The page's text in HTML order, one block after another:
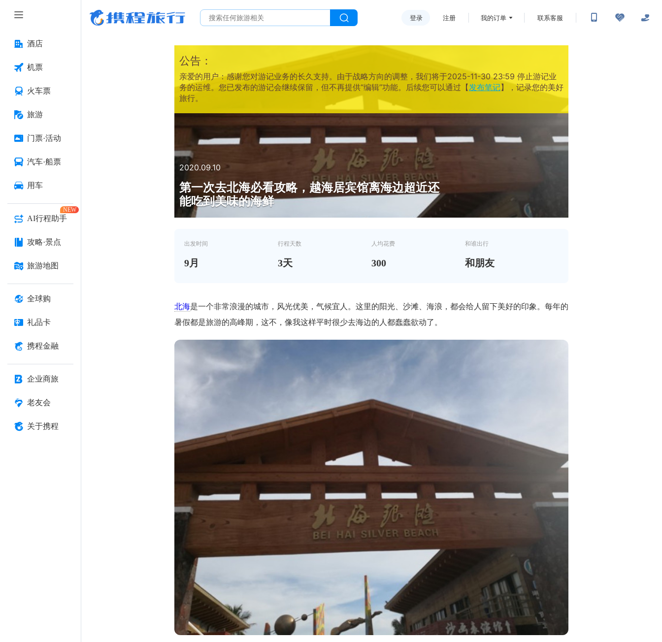
酒店
机票
火车票
旅游
门票·活动
汽车·船票
用车
AI行程助手
NEW
攻略·景点
旅游地图
全球购
礼品卡
携程金融
企业商旅
老友会
关于携程
登录 注册 我的订单 联系客服
公告：
亲爱的用户：感谢您对游记业务的长久支持。由于战略方向的调整，我们将于2025-11-30 23:59 停止游记业
务的运维。您已发布的游记会继续保留，但不再提供“编辑”功能。后续您可以通过【发布笔记】，记录您的美好
旅行。
2020.09.10
第一次去北海必看攻略，越海居宾馆离海边超近还
能吃到美味的海鲜
出发时间
9月
行程天数
3天
人均花费
300
和谁出行
和朋友
北海是一个非常浪漫的城市，风光优美，气候宜人。这里的阳光、沙滩、海浪，都会给人留下美好的印象。每年的
暑假都是旅游的高峰期，这不，像我这样平时很少去海边的人都蠢蠢欲动了。